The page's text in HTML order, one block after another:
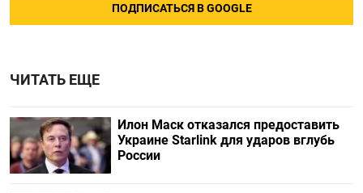
ПОДПИСАТЬСЯ В GOOGLE
ЧИТАТЬ ЕЩЕ
Илон Маск отказался предоставить
Украине Starlink для ударов вглубь
России